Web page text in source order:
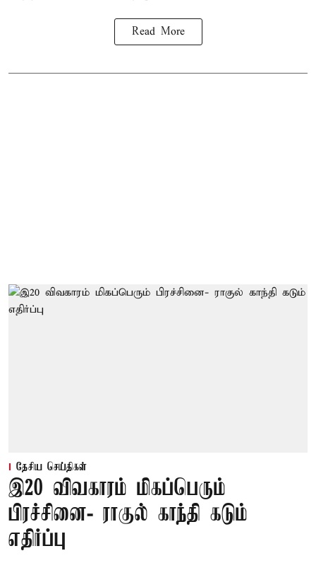
Read More
தேசிய செய்திகள்
இ20 விவகாரம் மிகப்பெரும்
பிரச்சினை- ராகுல் காந்தி கடும்
எதிர்ப்பு